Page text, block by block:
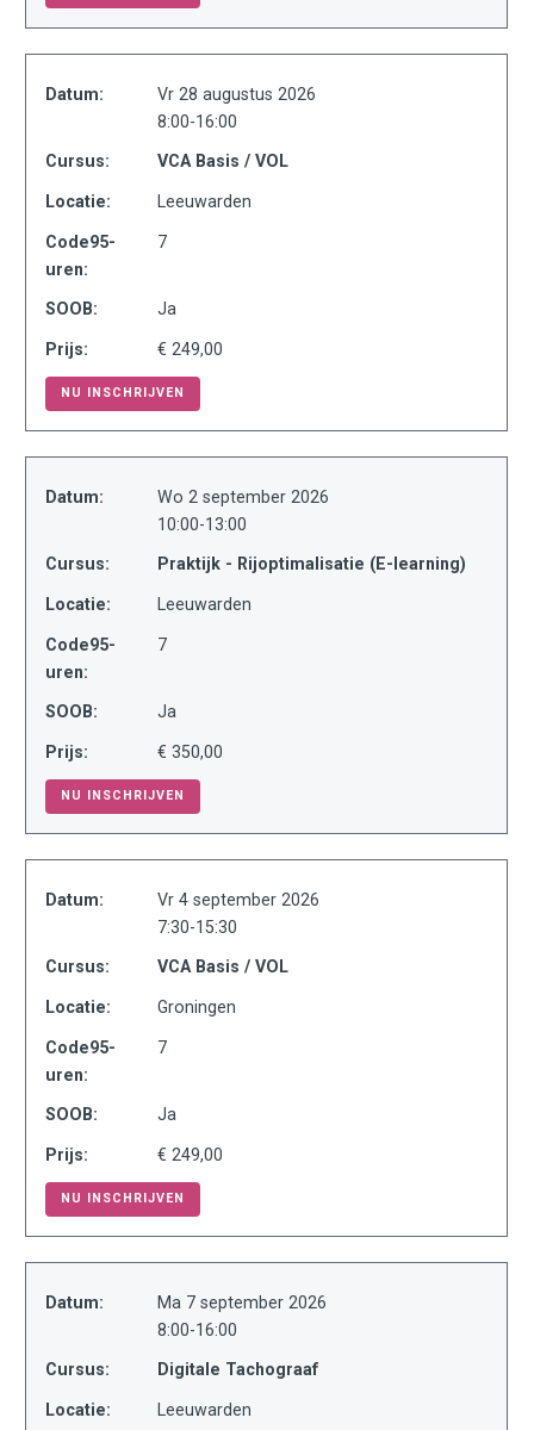
Datum:
Vr 28 augustus 2026
8:00-16:00
Cursus: VCA Basis / VOL
Locatie: Leeuwarden
Code95-
uren:
7
SOOB: Ja
Prijs: € 249,00
NU INSCHRIJVEN
Datum:
Wo 2 september 2026
10:00-13:00
Cursus: Praktijk - Rijoptimalisatie (E-learning)
Locatie: Leeuwarden
Code95-
uren:
7
SOOB: Ja
Prijs: € 350,00
NU INSCHRIJVEN
Datum:
Vr 4 september 2026
7:30-15:30
Cursus: VCA Basis / VOL
Locatie: Groningen
Code95-
uren:
7
SOOB: Ja
Prijs: € 249,00
NU INSCHRIJVEN
Datum:
Ma 7 september 2026
8:00-16:00
Cursus: Digitale Tachograaf
Locatie: Leeuwarden